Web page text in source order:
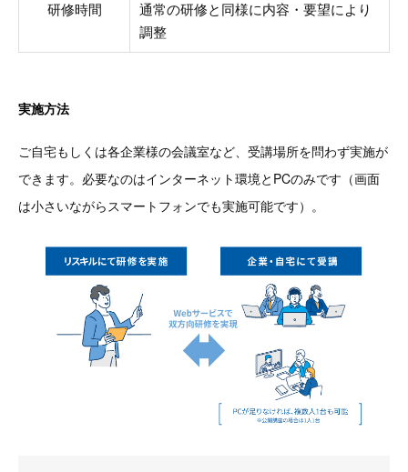
研修時間
通常の研修と同様に内容・要望により
調整
実施方法
ご自宅もしくは各企業様の会議室など、受講場所を問わず実施が
できます。必要なのはインターネット環境とPCのみです（画面
は小さいながらスマートフォンでも実施可能です）。